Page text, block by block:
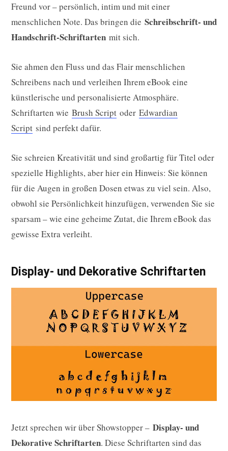
Freund vor – persönlich, intim und mit einer
menschlichen Note. Das bringen die Schreibschrift- und
Handschrift-Schriftarten mit sich.
Sie ahmen den Fluss und das Flair menschlichen
Schreibens nach und verleihen Ihrem eBook eine
künstlerische und personalisierte Atmosphäre.
Schriftarten wie Brush Script oder Edwardian
Script sind perfekt dafür.
Sie schreien Kreativität und sind großartig für Titel oder
spezielle Highlights, aber hier ein Hinweis: Sie können
für die Augen in großen Dosen etwas zu viel sein. Also,
obwohl sie Persönlichkeit hinzufügen, verwenden Sie sie
sparsam – wie eine geheime Zutat, die Ihrem eBook das
gewisse Extra verleiht.
Display- und Dekorative Schriftarten
Jetzt sprechen wir über Showstopper – Display- und
Dekorative Schriftarten. Diese Schriftarten sind das